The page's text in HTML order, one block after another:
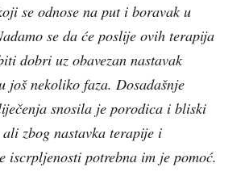
se odnose na put i boravak u
se da će poslije ovih terapija
dobri uz obavezan nastavak
još nekoliko faza. Dosadašnje
snosila je porodica i bliski
zbog nastavka terapije i
iscrpljenosti potrebna im je pomoć.